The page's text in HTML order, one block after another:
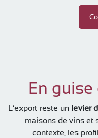
En
L’export reste un levier
maisons de vins et
contexte, les